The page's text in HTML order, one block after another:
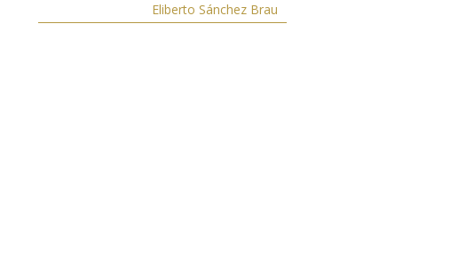
Eliberto Sánchez Brau